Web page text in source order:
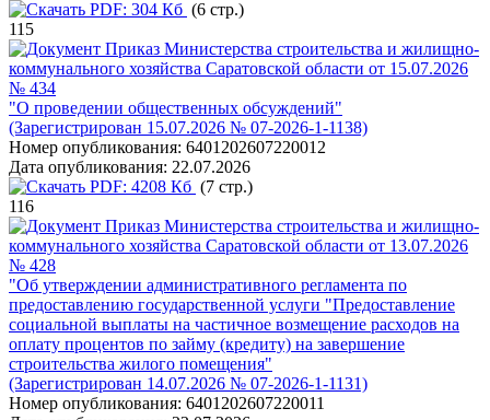
PDF: 304 Кб (6 стр.)
115
Приказ Министерства строительства и жилищно-
коммунального хозяйства Саратовской области от 15.07.2026
№ 434
"О проведении общественных обсуждений"
(Зарегистрирован 15.07.2026 № 07-2026-1-1138)
Номер опубликования: 6401202607220012
Дата опубликования: 22.07.2026
PDF: 4208 Кб (7 стр.)
116
Приказ Министерства строительства и жилищно-
коммунального хозяйства Саратовской области от 13.07.2026
№ 428
"Об утверждении административного регламента по
предоставлению государственной услуги "Предоставление
социальной выплаты на частичное возмещение расходов на
оплату процентов по займу (кредиту) на завершение
строительства жилого помещения"
(Зарегистрирован 14.07.2026 № 07-2026-1-1131)
Номер опубликования: 6401202607220011